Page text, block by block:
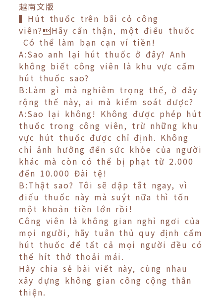
越南文版
▍Hút thuốc trên bãi cỏ công
viên?Hãy cẩn thận, một điếu thuốc
Có thể làm bạn cạn ví tiền!
A:Sao anh lại hút thuốc ở đây? Anh
không biết công viên là khu vực cấm
hút thuốc sao?
B:Làm gì mà nghiêm trọng thế, ở đây
rộng thế này, ai mà kiểm soát được?
A:Sao lại không! Không được phép hút
thuốc trong công viên, trừ những khu
vực hút thuốc được chỉ định. Không
chỉ ảnh hưởng đến sức khỏe của người
khác mà còn có thể bị phạt từ 2.000
đến 10.000 Đài tệ!
B:Thật sao? Tôi sẽ dập tắt ngay, vì
điếu thuốc này mà suýt nữa thì tốn
một khoản tiền lớn rồi!
Công viên là không gian nghỉ ngơi của
mọi người, hãy tuân thủ quy định cấm
hút thuốc để tất cả mọi người đều có
thể hít thở thoải mái.
Hãy chia sẻ bài viết này, cùng nhau
xây dựng không gian công cộng thân
thiện.